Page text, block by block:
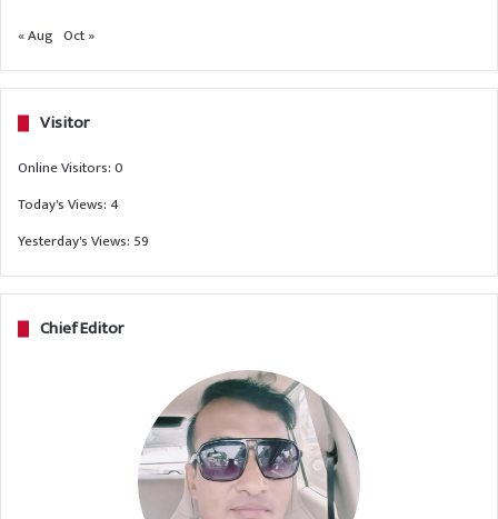
« Aug Oct »
Visitor
Online Visitors:0
Today's Views:4
Yesterday's Views: 59
Chief Editor